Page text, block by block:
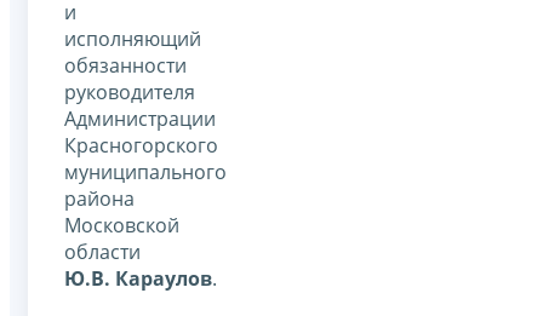
и
исполняющий
обязанности
руководителя
Администрации
Красногорского
муниципального
района
Московской
области
Ю.В. Караулов.